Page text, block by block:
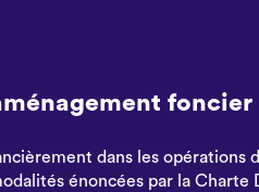
foncier
dans les opérations
énoncées par la